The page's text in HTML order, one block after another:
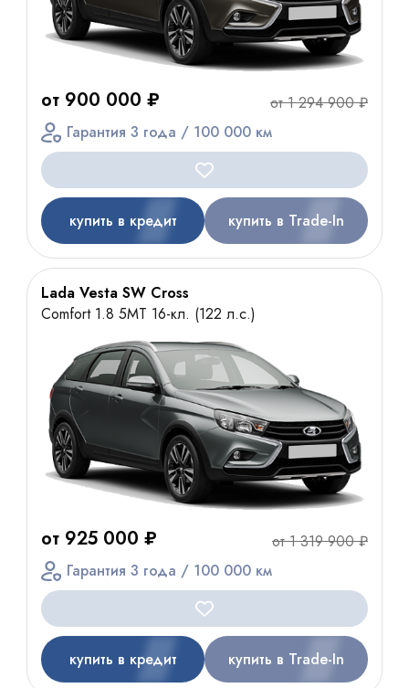
от 900 000 ₽
от 1 294 900 ₽
Гарантия 3 года / 100 000 км
купить в кредит купить в Trade-In
Lada Vesta SW Cross
Comfort 1.8 5MT 16-кл. (122 л.с.)
от 925 000 ₽
от 1 319 900 ₽
Гарантия 3 года / 100 000 км
купить в кредит купить в Trade-In